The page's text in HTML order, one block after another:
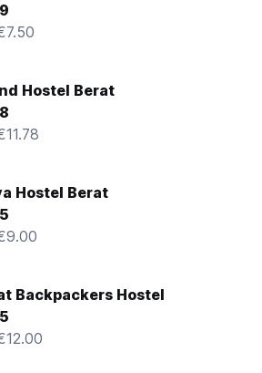
Hostel Berat
Hostel Berat
Backpackers Hostel